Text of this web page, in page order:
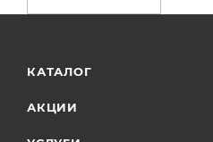
КАТАЛОГ
АКЦИИ